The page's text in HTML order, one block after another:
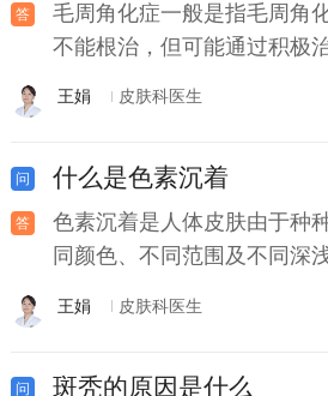
毛周角化症一般是指毛周角
不能根治，但可能通过积极
王娟 皮肤科医生
什么是色素沉着
色素沉着是人体皮肤由于种
同颜色、不同范围及不同深
王娟 皮肤科医生
斑秃的原因是什么